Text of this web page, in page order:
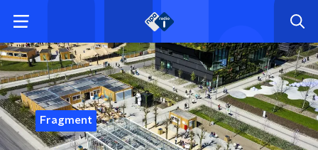
Fragment